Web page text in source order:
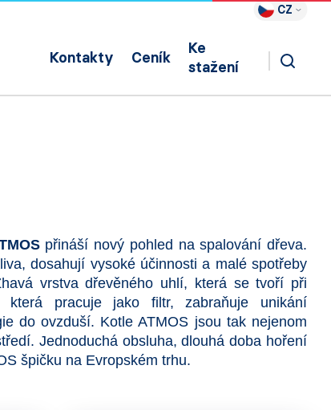
CZ
Kontakty Ceník
Ke
stažení
přináší nový pohled na spalování dřeva.
dosahují vysoké účinnosti a malé spotřeby
vrstva dřevěného uhlí, která se tvoří při
pracuje jako filtr, zabraňuje unikání
do ovzduší. Kotle ATMOS jsou tak nejenom
Jednoduchá obsluha, dlouhá doba hoření
špičku na Evropském trhu.